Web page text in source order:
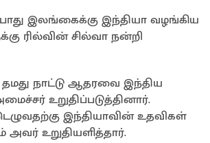
இலங்கைக்கு இந்தியா வழங்கிய
ரில்வின் சில்வா நன்றி
நாட்டு ஆதரவை இந்திய
உறுதிப்படுத்தினார்.
இந்தியாவின் உதவிகள்
உறுதியளித்தார்.